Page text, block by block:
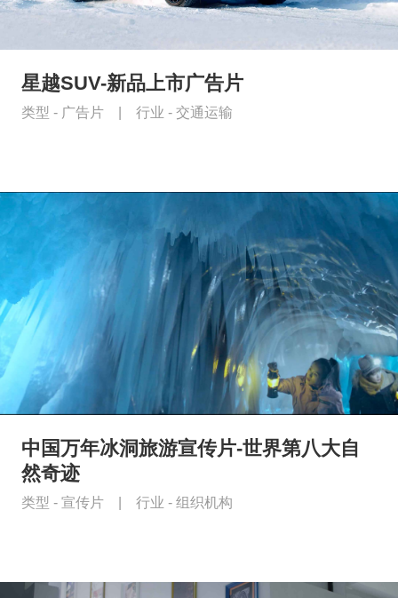
星越SUV-新品上市广告片
类型 - 广告片 行业 - 交通运输
中国万年冰洞旅游宣传片-世界第八大自
然奇迹
类型 - 宣传片 行业 - 组织机构